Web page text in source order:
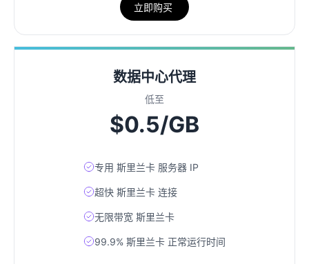
立即购买
数据中心代理
低至
$0.5/GB
专用 斯里兰卡 服务器 IP
超快 斯里兰卡 连接
无限带宽 斯里兰卡
99.9% 斯里兰卡 正常运行时间